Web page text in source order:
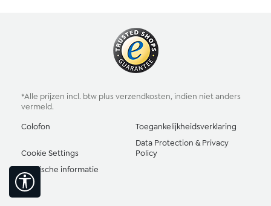
*Alle prijzen incl. btw plus verzendkosten, indien niet anders
vermeld.
Colofon
Toegankelijkheidsverklaring
Cookie Settings
Data Protection & Privacy
Policy
Juridische informatie
Toon werkbalk